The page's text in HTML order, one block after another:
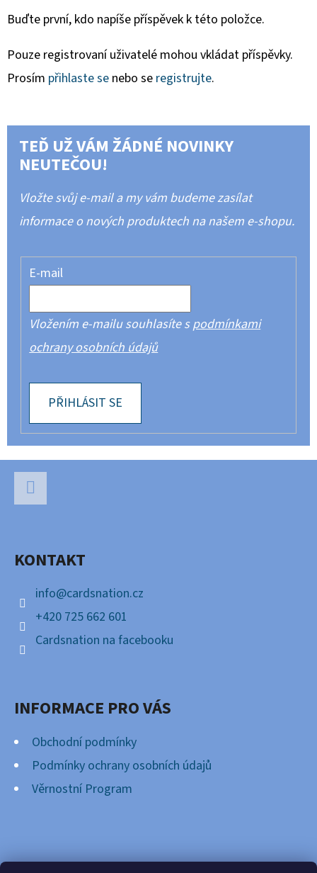
Buďte první, kdo napíše příspěvek k této položce.
Pouze registrovaní uživatelé mohou vkládat příspěvky.
Prosím přihlaste se nebo se registrujte.
TEĎ UŽ VÁM ŽÁDNÉ NOVINKY
NEUTEČOU!
Vložte svůj e-mail a my vám budeme zasílat
informace o nových produktech na našem e-shopu.
E-mail
Vložením e-mailu souhlasíte spodmínkami
ochrany osobních údajů
PŘIHLÁSIT SE
KONTAKT
info@cardsnation.cz
+420 725 662 601
Cardsnation na facebooku
INFORMACE PRO VÁS
Obchodní podmínky
Podmínky ochrany osobních údajů
Věrnostní Program